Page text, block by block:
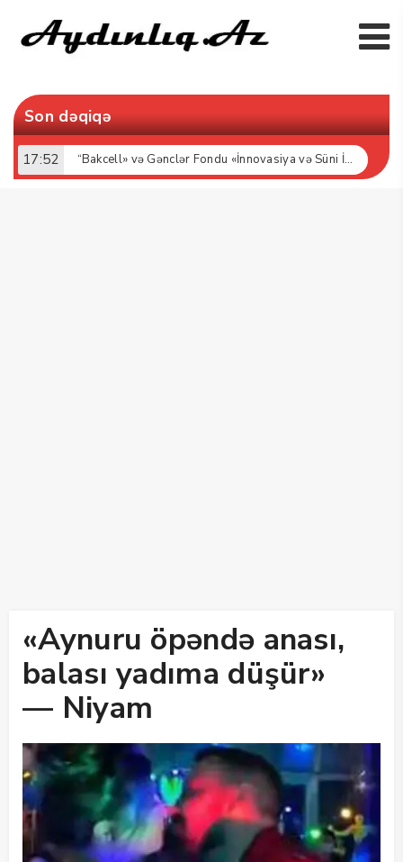
Son dəqiqə
17:52 “Bakcell» və Gənclər Fondu «İnnovasiya və Süni İntellekt» üzrə təqaüd proqramının qalibləri ilə görüş keçirib
«Aynuru öpəndə anası,
balası yadıma düşür»
— Niyam